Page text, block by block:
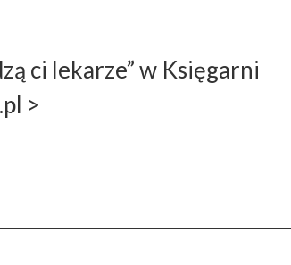
ci lekarze” w Księgarni
>